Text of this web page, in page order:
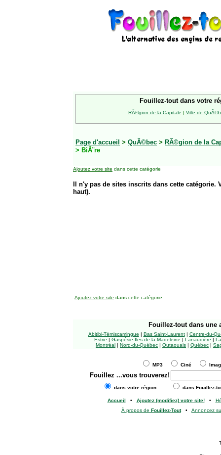
Fouillez-tout dans votre
RÃ©gion de la Capitale | Ville de
Page d'accueil > QuÃ©bec > RÃ©gion de la
> BiÃ¨re
Ajoutez votre site dans cette catégorie
Il n'y pas de sites inscrits dans cette
haut).
Ajoutez votre site dans cette catégorie
Fouillez-tout dans une
Abitibi-Témiscamingue | Bas Saint-Laurent| Centre-du-
Estrie | Gaspésie-Îles-de-la-Madeleine | Lanaudière |
Montréal | Nord-du-Québec | Outaouais | Québec |
MP3 Ciné
Fouillez ...vous trouverez!
dans votre région dans Fouillez-
Accueil • Ajoutez (modifiez) votre site!•
À propos de Fouillez-Tout• Annoncez